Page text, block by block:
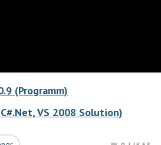
(Programm)
VS 2008 Solution)